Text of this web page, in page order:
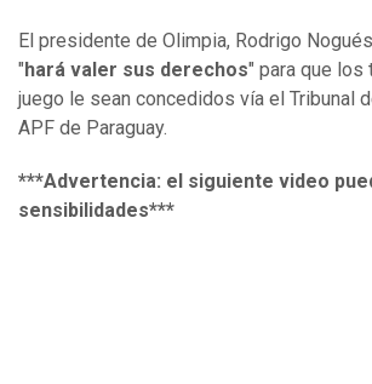
El presidente de Olimpia, Rodrigo
"hará valer sus derechos" para que los
juego le sean concedidos vía el Tribunal
APF de Paraguay.
***Advertencia: el siguiente video
sensibilidades***